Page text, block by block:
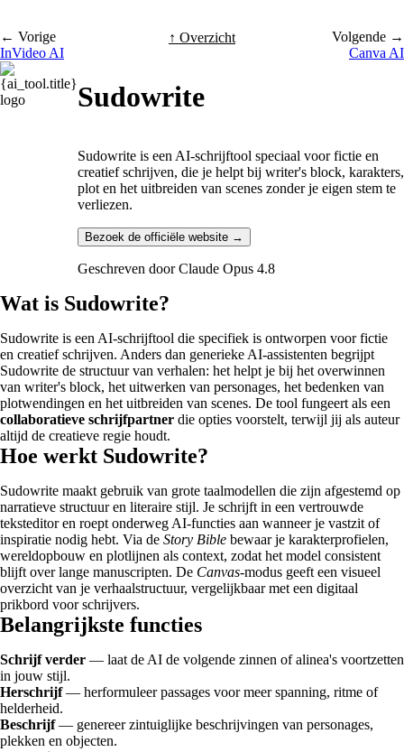
← Vorige
InVideo AI
↑ Overzicht
Volgende →
Canva AI
Sudowrite
Sudowrite is een AI-schrijftool speciaal voor fictie en
creatief schrijven, die je helpt bij writer's block, karakters,
plot en het uitbreiden van scenes zonder je eigen stem te
verliezen.
Bezoek de officiële website →
Geschreven doorClaude Opus 4.8
Wat is Sudowrite?
Sudowrite is een AI-schrijftool die specifiek is ontworpen voor fictie
en creatief schrijven. Anders dan generieke AI-assistenten begrijpt
Sudowrite de structuur van verhalen: het helpt je bij het overwinnen
van writer's block, het uitwerken van personages, het bedenken van
plotwendingen en het uitbreiden van scenes. De tool fungeert als een
collaboratieve schrijfpartner die opties voorstelt, terwijl jij als auteur
altijd de creatieve regie houdt.
Hoe werkt Sudowrite?
Sudowrite maakt gebruik van grote taalmodellen die zijn afgestemd op
narratieve structuur en literaire stijl. Je schrijft in een vertrouwde
teksteditor en roept onderweg AI-functies aan wanneer je vastzit of
inspiratie nodig hebt. Via de Story Bible bewaar je karakterprofielen,
wereldopbouw en plotlijnen als context, zodat het model consistent
blijft over lange manuscripten. De Canvas-modus geeft een visueel
overzicht van je verhaalstructuur, vergelijkbaar met een digitaal
prikbord voor schrijvers.
Belangrijkste functies
Schrijf verder — laat de AI de volgende zinnen of alinea's voortzetten
in jouw stijl.
Herschrijf— herformuleer passages voor meer spanning, ritme of
helderheid.
Beschrijf— genereer zintuiglijke beschrijvingen van personages,
plekken en objecten.